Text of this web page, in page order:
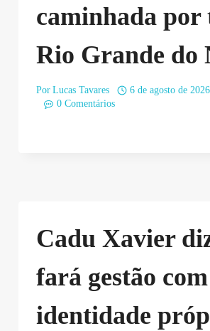
caminhada por
Rio Grande do
Por Lucas Tavares
6 de agosto de 2026
0 Comentários
Cadu Xavier
fará gestão com
identidade